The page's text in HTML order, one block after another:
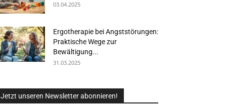
03.04.2025
Ergotherapie bei Angststörungen:
Praktische Wege zur
Bewältigung...
31.03.2025
Jetzt unseren Newsletter abonnieren!